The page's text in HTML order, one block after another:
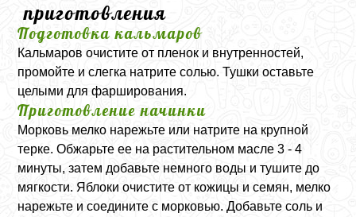
приготовления
Подготовка кальмаров
Кальмаров очистите от пленок и внутренностей,
промойте и слегка натрите солью. Тушки оставьте
целыми для фарширования.
Приготовление начинки
Морковь мелко нарежьте или натрите на крупной
терке. Обжарьте ее на растительном масле 3 - 4
минуты, затем добавьте немного воды и тушите до
мягкости. Яблоки очистите от кожицы и семян, мелко
нарежьте и соедините с морковью. Добавьте соль и